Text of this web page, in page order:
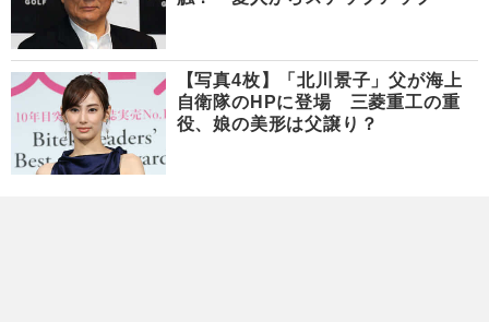
【写真4枚】「北川景子」父が海上
自衛隊のHPに登場 三菱重工の重
役、娘の美形は父譲り？